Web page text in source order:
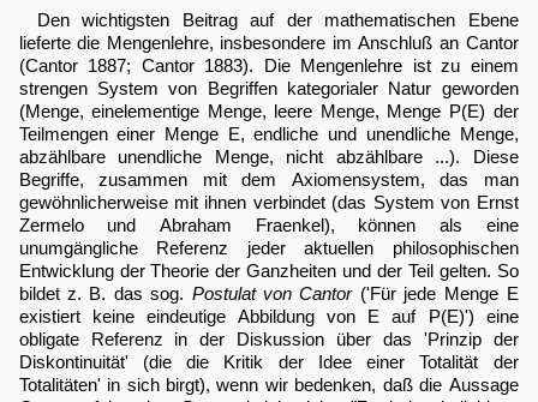
Den wichtigsten Beitrag auf der mathematischen Ebene
lieferte die Mengenlehre, insbesondere im Anschluß an Cantor
(Cantor 1887; Cantor 1883). Die Mengenlehre ist zu einem
strengen System von Begriffen kategorialer Natur geworden
(Menge, einelementige Menge, leere Menge, Menge P(E) der
Teilmengen einer Menge E, endliche und unendliche Menge,
abzählbare unendliche Menge, nicht abzählbare ...). Diese
Begriffe, zusammen mit dem Axiomensystem, das man
gewöhnlicherweise mit ihnen verbindet (das System von Ernst
Zermelo und Abraham Fraenkel), können als eine
unumgängliche Referenz jeder aktuellen philosophischen
Entwicklung der Theorie der Ganzheiten und der Teil gelten. So
bildet z. B. das sog. Postulat von Cantor ('Für jede Menge E
existiert keine eindeutige Abbildung von E auf P(E)') eine
obligate Referenz in der Diskussion über das 'Prinzip der
Diskontinuität' (die die Kritik der Idee einer Totalität der
Totalitäten' in sich birgt), wenn wir bedenken, daß die Aussage